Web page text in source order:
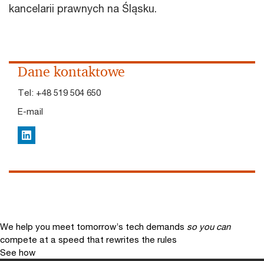
kancelarii prawnych na Śląsku.
Dane kontaktowe
Tel: +48 519 504 650
E-mail
LinkedIn
We help you meet tomorrow’s tech demands so you can
compete at a speed that rewrites the rules
See how